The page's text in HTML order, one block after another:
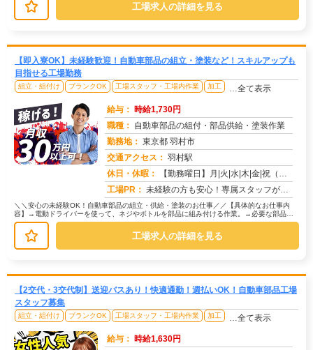
工場求人の詳細を見る
【即入寮OK】未経験歓迎！自動車部品の組立・塗装など！スキルアップも
目指せる工場勤務
組立・組付け ブランクOK 工場スタッフ・工場内作業 加工 …全て表示
給与： 時給1,730円
職種： 自動車部品の組付・部品供給・塗装作業
勤務地： 東京都 羽村市
交通アクセス： 羽村駅
休日・休暇：
【勤務曜日】月|火|水|木|金|祝（工場カレンダーに準ずる）【休日・休暇】土日休み（GW休暇・夏季休暇・年末年始休...
工場PR： 未経験の方も安心！専属スタッフが就業まで徹底サポート！初めての工場勤務や住込み勤務でも大丈夫！→ 担当スタッフが丁...
＼＼安心の未経験OK！自動車部品の組立・供給・塗装のお仕事／／【具体的なお仕事内
容】→電動ドライバーを使って、ネジやボトルを部品に組み付ける作業。→必要な部品を
運ぶ、シンプルで負担の少ない作業。...
工場求人の詳細を見る
【2交代・3交代制】送迎バスあり！快適通勤！週払いOK！自動車部品工場
スタッフ募集
組立・組付け ブランクOK 工場スタッフ・工場内作業 加工 …全て表示
給与： 時給1,630円